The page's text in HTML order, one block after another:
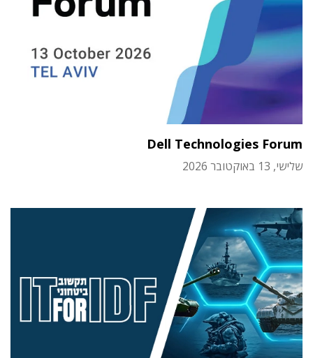
Dell Technologies Forum
שלישי, 13 באוקטובר 2026